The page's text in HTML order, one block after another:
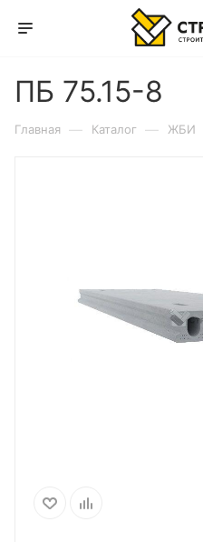
ПБ 75.15-8
Главная — Каталог — ЖБИ